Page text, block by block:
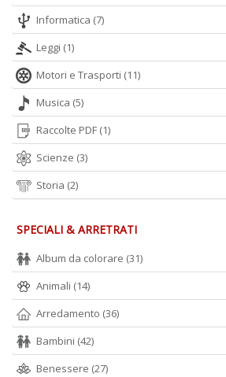
Informatica (7)
Leggi (1)
Motori e Trasporti (11)
Musica (5)
Raccolte PDF (1)
Scienze (3)
Storia (2)
SPECIALI & ARRETRATI
Album da colorare (31)
Animali (14)
Arredamento (36)
Bambini (42)
Benessere (27)